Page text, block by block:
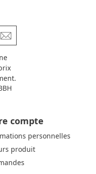
compte
personnelles
produit